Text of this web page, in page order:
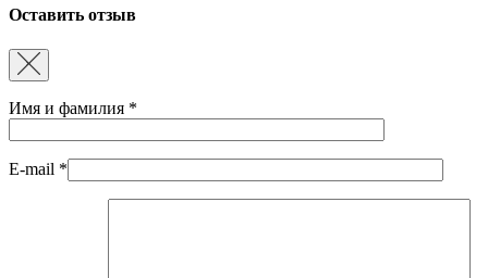
Оставить отзыв
Имя и фамилия *
E-mail *